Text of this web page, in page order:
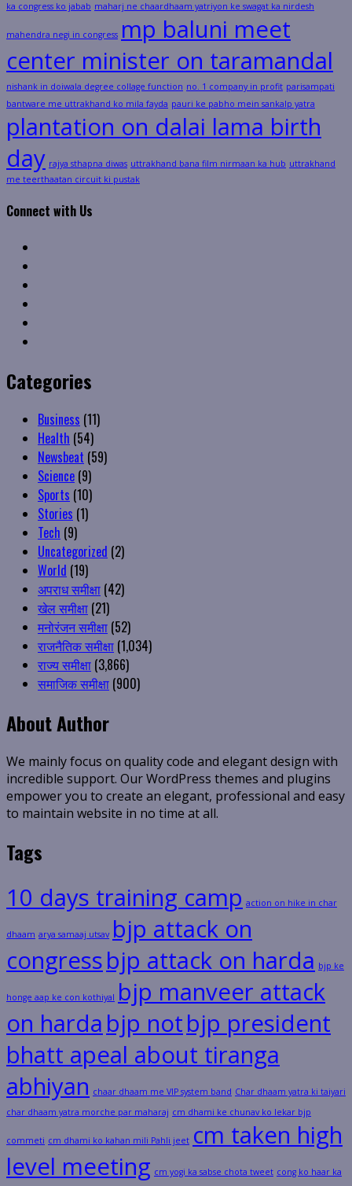
ka congress ko jabab maharj ne chaardhaam yatriyon ke swagat ka nirdesh
mahendra negi in congress mp baluni meet
center minister on taramandal
nishank in doiwala degree collage function no. 1 company in profit parisampati
bantware me uttrakhand ko mila fayda pauri ke pabho mein sankalp yatra
plantation on dalai lama birth
day rajya sthapna diwas uttrakhand bana film nirmaan ka hub uttrakhand
me teerthaatan circuit ki pustak
Connect with Us
Categories
Business (11)
Health (54)
Newsbeat (59)
Science (9)
Sports (10)
Stories (1)
Tech (9)
Uncategorized (2)
World (19)
अपराध समीक्षा (42)
खेल समीक्षा (21)
मनोरंजन समीक्षा (52)
राजनैतिक समीक्षा (1,034)
राज्य समीक्षा (3,866)
समाजिक समीक्षा (900)
About Author
We mainly focus on quality code and elegant design with
incredible support. Our WordPress themes and plugins
empower you to create an elegant, professional and easy
to maintain website in no time at all.
Tags
10 days training camp action on hike in char
dhaam arya samaaj utsav bjp attack on
congressbjp attack on harda bjp ke
honge aap ke con kothiyal bjp manveer attack
on harda bjp notbjp president
bhatt apeal about tiranga
abhiyan chaar dhaam me VIP system band Char dhaam yatra ki taiyari
char dhaam yatra morche par maharaj cm dhami ke chunav ko lekar bjp
commeti cm dhami ko kahan mili Pahli jeet cm taken high
level meeting cm yogi ka sabse chota tweet cong ko haar ka